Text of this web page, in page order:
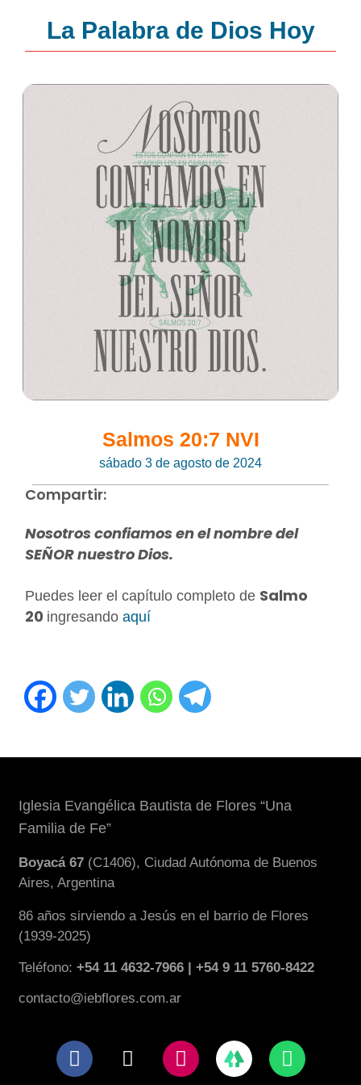
La Palabra de Dios Hoy
Salmos 20:7 NVI
sábado 3 de agosto de 2024
Compartir:
Nosotros confiamos en el nombre del
SEÑOR nuestro Dios.
Puedes leer el capítulo completo de Salmo
20 ingresandoaquí
Iglesia Evangélica Bautista de Flores “Una
Familia de Fe”
Boyacá 67 (C1406), Ciudad Autónoma de Buenos
Aires, Argentina
86 años sirviendo a Jesús en el barrio de Flores
(1939-2025)
Teléfono:+54 11 4632-7966 | +54 9 11 5760-8422
contacto@iebflores.com.ar
F
a
X
-
I
n
W
h